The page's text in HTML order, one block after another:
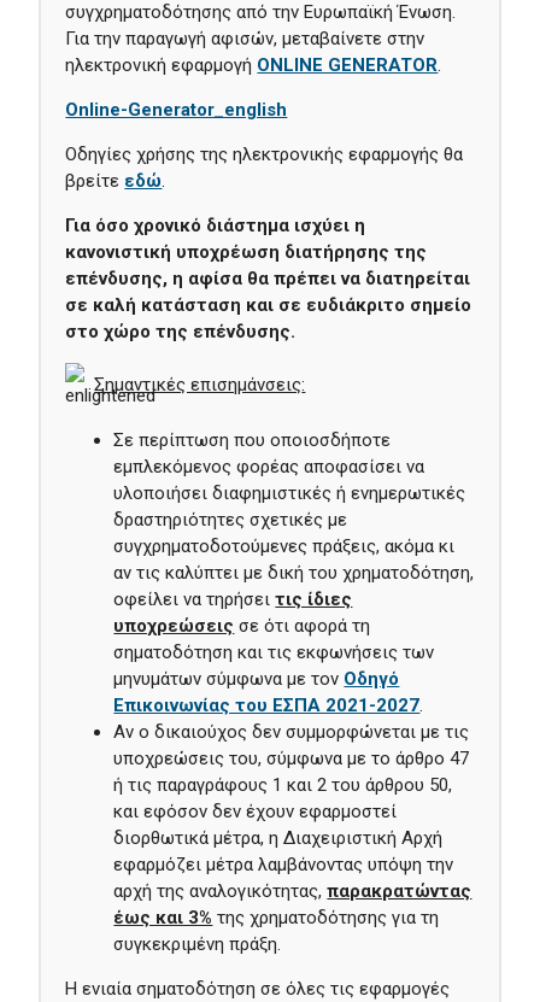
συγχρηματοδότησης από την Ευρωπαϊκή Ένωση.
Για την παραγωγή αφισών, μεταβαίνετε στην
ηλεκτρονική εφαρμογή ONLINE GENERATOR.
Οnline-Generator_english
Οδηγίες χρήσης της ηλεκτρονικής εφαρμογής θα
βρείτε εδώ.
Για όσο χρονικό διάστημα ισχύει η
κανονιστική υποχρέωση διατήρησης της
επένδυσης, η αφίσα θα πρέπει να διατηρείται
σε καλή κατάσταση και σε ευδιάκριτο σημείο
στο χώρο της επένδυσης.
Σημαντικές επισημάνσεις:
Σε περίπτωση που οποιοσδήποτε
εμπλεκόμενος φορέας αποφασίσει να
υλοποιήσει διαφημιστικές ή ενημερωτικές
δραστηριότητες σχετικές με
συγχρηματοδοτούμενες πράξεις, ακόμα κι
αν τις καλύπτει με δική του χρηματοδότηση,
οφείλει να τηρήσειτις ίδιες
υποχρεώσεις σε ότι αφορά τη
σηματοδότηση και τις εκφωνήσεις των
μηνυμάτων σύμφωνα με τον Οδηγό
Επικοινωνίας του ΕΣΠΑ 2021-2027.
Αν ο δικαιούχος δεν συμμορφώνεται με τις
υποχρεώσεις του, σύμφωνα με το άρθρο 47
ή τις παραγράφους 1 και 2 του άρθρου 50,
και εφόσον δεν έχουν εφαρμοστεί
διορθωτικά μέτρα, η Διαχειριστική Αρχή
εφαρμόζει μέτρα λαμβάνοντας υπόψη την
αρχή της αναλογικότητας,παρακρατώντας
έως και 3% της χρηματοδότησης για τη
συγκεκριμένη πράξη.
Η ενιαία σηματοδότηση σε όλες τις εφαρμογές